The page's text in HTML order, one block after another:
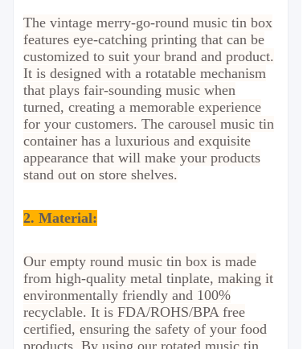
The vintage merry-go-round music tin box
features eye-catching printing that can be
customized to suit your brand and product.
It is designed with a rotatable mechanism
that plays fair-sounding music when
turned, creating a memorable experience
for your customers. The carousel music tin
container has a luxurious and exquisite
appearance that will make your products
stand out on store shelves.
2. Material:
Our empty round music tin box is made
from high-quality metal tinplate, making it
environmentally friendly and 100%
recyclable. It is FDA/ROHS/BPA free
certified, ensuring the safety of your food
products. By using our rotated music tin